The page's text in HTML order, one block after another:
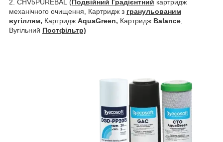
2. CHV5PUREBAL (Подвійний Градієнтний картридж
механічного очищення, Картридж з гранульованим
вугіллям, Картридж AquaGreen, Картридж Balance
Вугільний Постфільтр)